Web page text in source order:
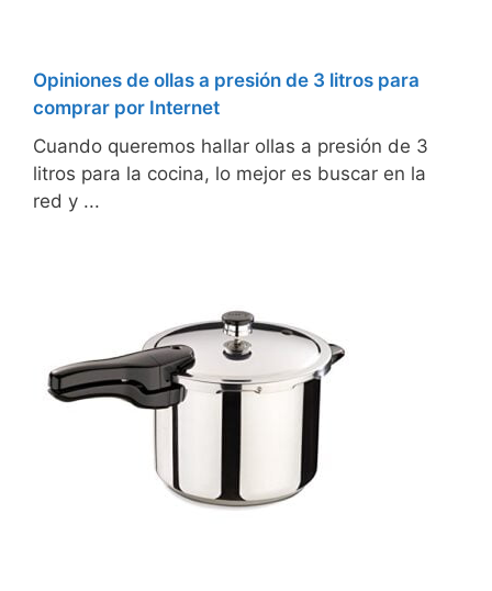
Opiniones de ollas a presión de 3 litros para
comprar por Internet
Cuando queremos hallar ollas a presión de 3
litros para la cocina, lo mejor es buscar en la
red y ...